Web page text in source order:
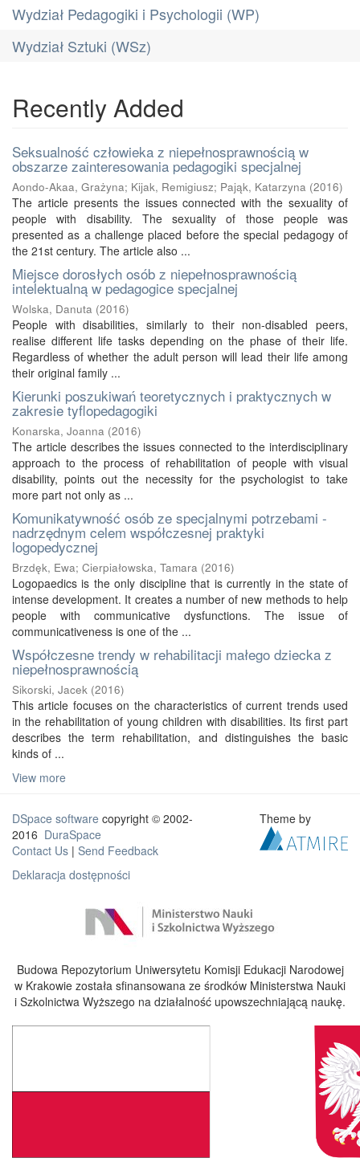
Wydział Pedagogiki i Psychologii (WP)
Wydział Sztuki (WSz)
Recently Added
Seksualność człowieka z niepełnosprawnością w
obszarze zainteresowania pedagogiki specjalnej
Aondo-Akaa, Grażyna; Kijak, Remigiusz; Pająk, Katarzyna (2016)
The article presents the issues connected with the sexuality of
people with disability. The sexuality of those people was
presented as a challenge placed before the special pedagogy of
the 21st century. The article also ...
Miejsce dorosłych osób z niepełnosprawnością
intelektualną w pedagogice specjalnej
Wolska, Danuta (2016)
People with disabilities, similarly to their non-disabled peers,
realise different life tasks depending on the phase of their life.
Regardless of whether the adult person will lead their life among
their original family ...
Kierunki poszukiwań teoretycznych i praktycznych w
zakresie tyflopedagogiki
Konarska, Joanna (2016)
The article describes the issues connected to the interdisciplinary
approach to the process of rehabilitation of people with visual
disability, points out the necessity for the psychologist to take
more part not only as ...
Komunikatywność osób ze specjalnymi potrzebami -
nadrzędnym celem współczesnej praktyki
logopedycznej
Brzdęk, Ewa; Cierpiałowska, Tamara (2016)
Logopaedics is the only discipline that is currently in the state of
intense development. It creates a number of new methods to help
people with communicative dysfunctions. The issue of
communicativeness is one of the ...
Współczesne trendy w rehabilitacji małego dziecka z
niepełnosprawnością
Sikorski, Jacek (2016)
This article focuses on the characteristics of current trends used
in the rehabilitation of young children with disabilities. Its first part
describes the term rehabilitation, and distinguishes the basic
kinds of ...
View more
DSpace software copyright © 2002-
2016 DuraSpace
Contact Us | Send Feedback
Deklaracja dostępności
Theme by
Budowa Repozytorium Uniwersytetu Komisji Edukacji Narodowej
w Krakowie została sfinansowana ze środków Ministerstwa Nauki
i Szkolnictwa Wyższego na działalność upowszechniającą naukę.